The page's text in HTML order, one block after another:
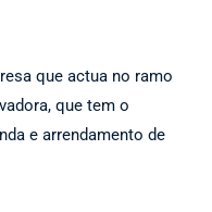
que actua no ramo
que tem o
e arrendamento de